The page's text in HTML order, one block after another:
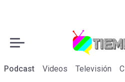
Podcast Videos Televisión